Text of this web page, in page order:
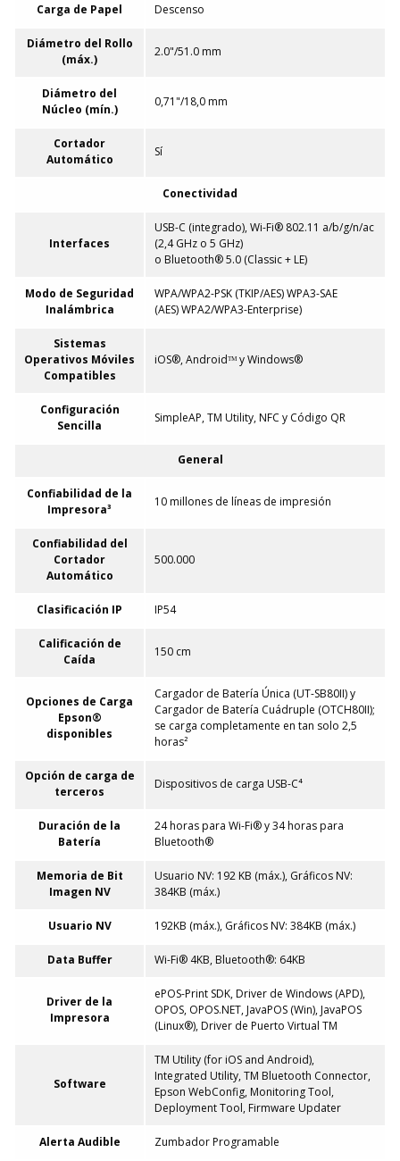
Carga de Papel Descenso
Diámetro del Rollo
(máx.)
2.0"/51.0 mm
Diámetro del
Núcleo (mín.)
0,71"/18,0 mm
Cortador
Automático
Sí
Conectividad
Interfaces
USB-C (integrado), Wi-Fi® 802.11 a/b/g/n/ac
(2,4 GHz o 5 GHz)
o Bluetooth® 5.0 (Classic + LE)
Modo de Seguridad
Inalámbrica
WPA/WPA2-PSK (TKIP/AES) WPA3-SAE
(AES) WPA2/WPA3-Enterprise)
Sistemas
Operativos Móviles
Compatibles
iOS®, Androidᵀᴹ y Windows®
Configuración
Sencilla
SimpleAP, TM Utility, NFC y Código QR
General
Confiabilidad de la
Impresora³
10 millones de líneas de impresión
Confiabilidad del
Cortador
Automático
500.000
Clasificación IP IP54
Calificación de
Caída
150 cm
Opciones de Carga
Epson®
disponibles
Cargador de Batería Única (UT-SB80II) y
Cargador de Batería Cuádruple (OTCH80II);
se carga completamente en tan solo 2,5
horas²
Opción de carga de
terceros
Dispositivos de carga USB-C⁴
Duración de la
Batería
24 horas para Wi-Fi® y 34 horas para
Bluetooth®
Memoria de Bit
Imagen NV
Usuario NV: 192 KB (máx.), Gráficos NV:
384KB (máx.)
Usuario NV 192KB (máx.), Gráficos NV: 384KB (máx.)
Data Buffer Wi-Fi® 4KB, Bluetooth®: 64KB
Driver de la
Impresora
ePOS-Print SDK, Driver de Windows (APD),
OPOS, OPOS.NET, JavaPOS (Win), JavaPOS
(Linux®), Driver de Puerto Virtual TM
Software
TM Utility (for iOS and Android),
Integrated Utility, TM Bluetooth Connector,
Epson WebConfig, Monitoring Tool,
Deployment Tool, Firmware Updater
Alerta Audible Zumbador Programable